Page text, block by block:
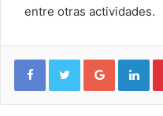
entre otras actividades.
Google+ LinkedIn